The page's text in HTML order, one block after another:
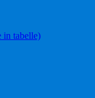
in tabelle)